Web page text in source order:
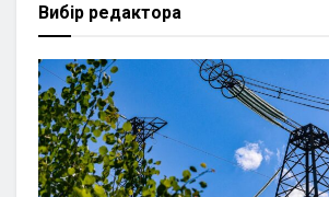
Вибір редактора